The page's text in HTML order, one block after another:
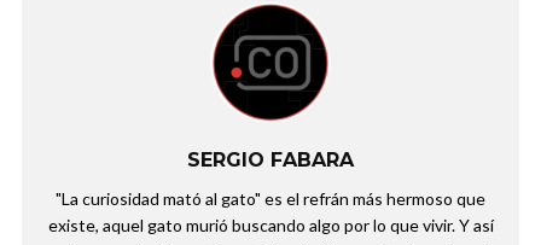
SERGIO FABARA
"La curiosidad mató al gato" es el refrán más hermoso que
existe, aquel gato murió buscando algo por lo que vivir. Y así